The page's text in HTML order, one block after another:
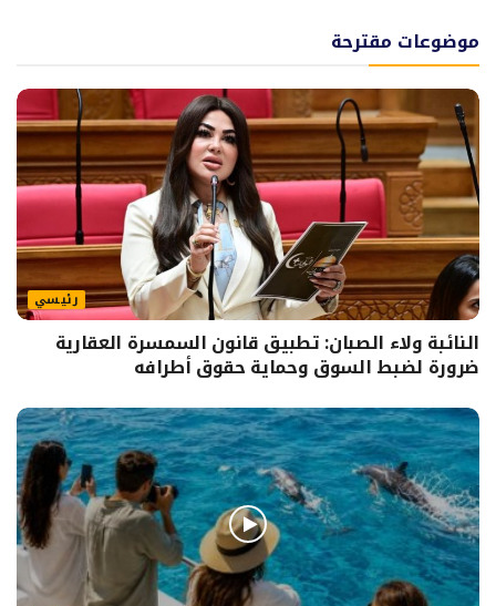
موضوعات مقترحة
رئيسي
النائبة ولاء الصبان: تطبيق قانون السمسرة العقارية
ضرورة لضبط السوق وحماية حقوق أطرافه